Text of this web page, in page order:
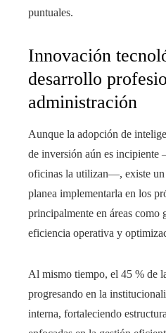
puntuales.
Innovación
desarrollo
administración
Aunque la adopción de
de inversión aún es incipiente
oficinas la utilizan—, existe un
planea implementarla en los
principalmente en áreas como
eficiencia operativa y
Al mismo tiempo, el 45 % de
progresando en la
interna, fortaleciendo